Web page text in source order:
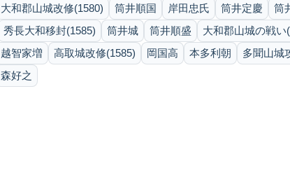
大和郡山城改修(1580) 筒井順国 岸田忠氏 筒井定慶
筒
秀長大和移封(1585) 筒井城 筒井順盛
大和郡山城の戦い
越智家増 高取城改修(1585) 岡国高 本多利朝
多聞山城
森好之